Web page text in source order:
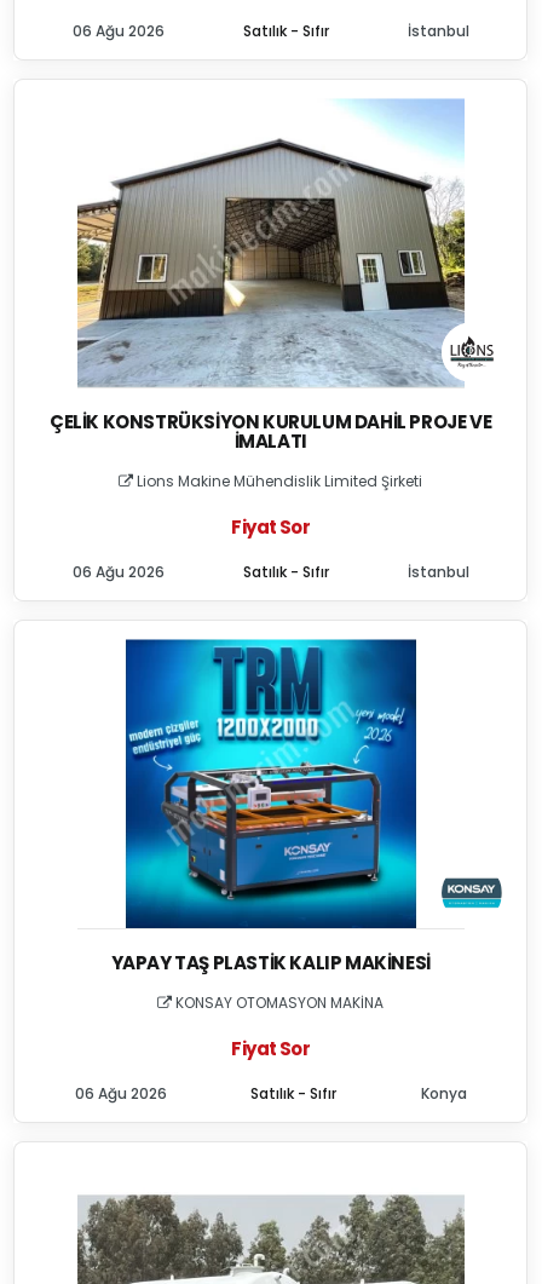
Satılık - Sıfır
06 Ağu 2026 İstanbul
ÇELIK KONSTRÜKSIYON KURULUM DAHIL PROJE VE
İMALATI
Lions Makine Mühendislik Limited Şirketi
Fiyat Sor
Satılık - Sıfır
06 Ağu 2026 İstanbul
YAPAY TAŞ PLASTIK KALIP MAKINESI
KONSAY OTOMASYON MAKİNA
Fiyat Sor
Satılık - Sıfır
06 Ağu 2026 Konya